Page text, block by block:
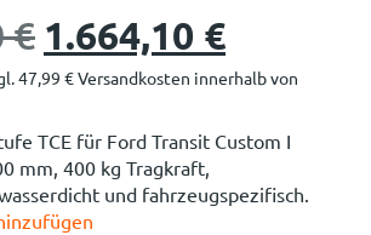
€ 1.664,10 €
47,99 €Versandkosten innerhalb von
TCE für Ford Transit Custom I
mm, 400 kg Tragkraft,
und fahrzeugspezifisch.